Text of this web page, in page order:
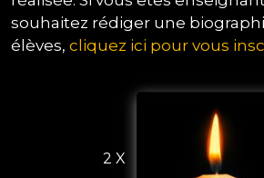
souhaitez rédiger une
élèves, cliquez ici pour vous
2 X